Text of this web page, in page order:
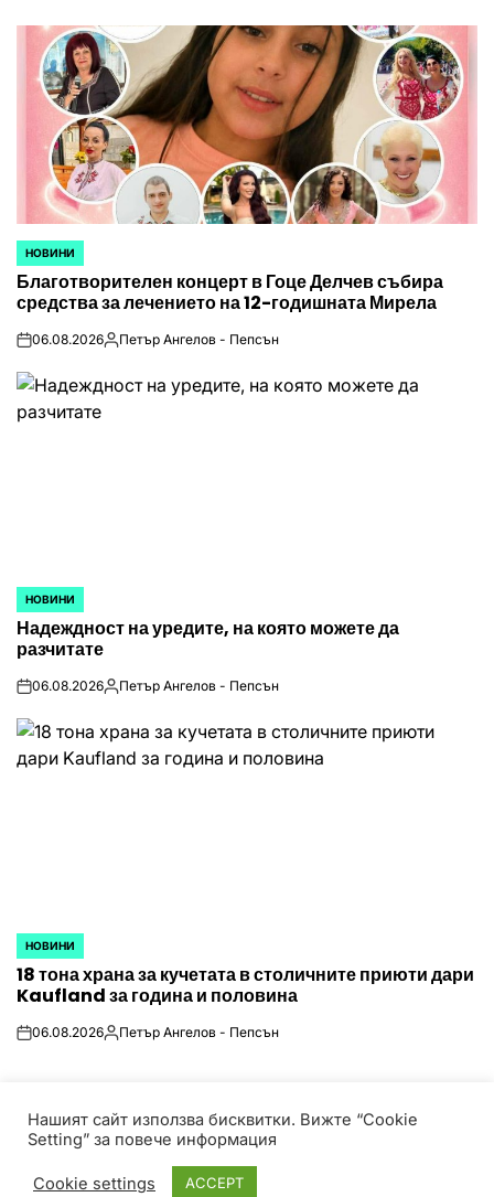
POSTED
IN
НОВИНИ
Благотворителен концерт в Гоце Делчев събира
средства за лечението на 12-годишната Мирела
on06.08.2026PostedПетър Ангелов - Пепсън
POSTED
IN
НОВИНИ
Надеждност на уредите, на която можете да
разчитате
on06.08.2026PostedПетър Ангелов - Пепсън
POSTED
IN
НОВИНИ
18 тона храна за кучетата в столичните приюти дари
Kaufland за година и половина
on06.08.2026PostedПетър Ангелов - Пепсън
© Всички права запазени! HotPressBG е част от P
Media Group Bulgaria Theme TruthNews designed by
Нашият сайт използва бисквитки. Вижте “Cookie
Setting” за повече информация
Cookie settings ACCEPT